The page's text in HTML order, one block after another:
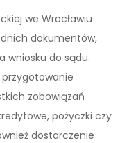
we Wrocławiu
dokumentów,
wniosku do sądu.
zobowiązań
pożyczki czy
dostarczenie